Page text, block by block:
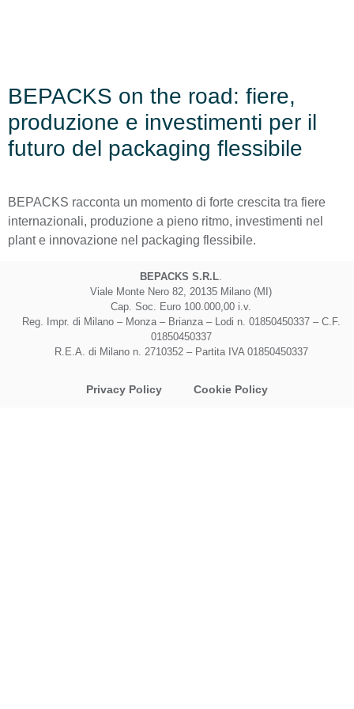
BEPACKS on the road: fiere,
produzione e investimenti per il
futuro del packaging flessibile
BEPACKS racconta un momento di forte crescita tra fiere
internazionali, produzione a pieno ritmo, investimenti nel
plant e innovazione nel packaging flessibile.
BEPACKS S.R.L.
Viale Monte Nero 82, 20135 Milano (MI)
Cap. Soc. Euro 100.000,00 i.v.
Reg. Impr. di Milano – Monza – Brianza – Lodi n. 01850450337 – C.F.
01850450337
R.E.A. di Milano n. 2710352 – Partita IVA 01850450337
Privacy Policy Cookie Policy